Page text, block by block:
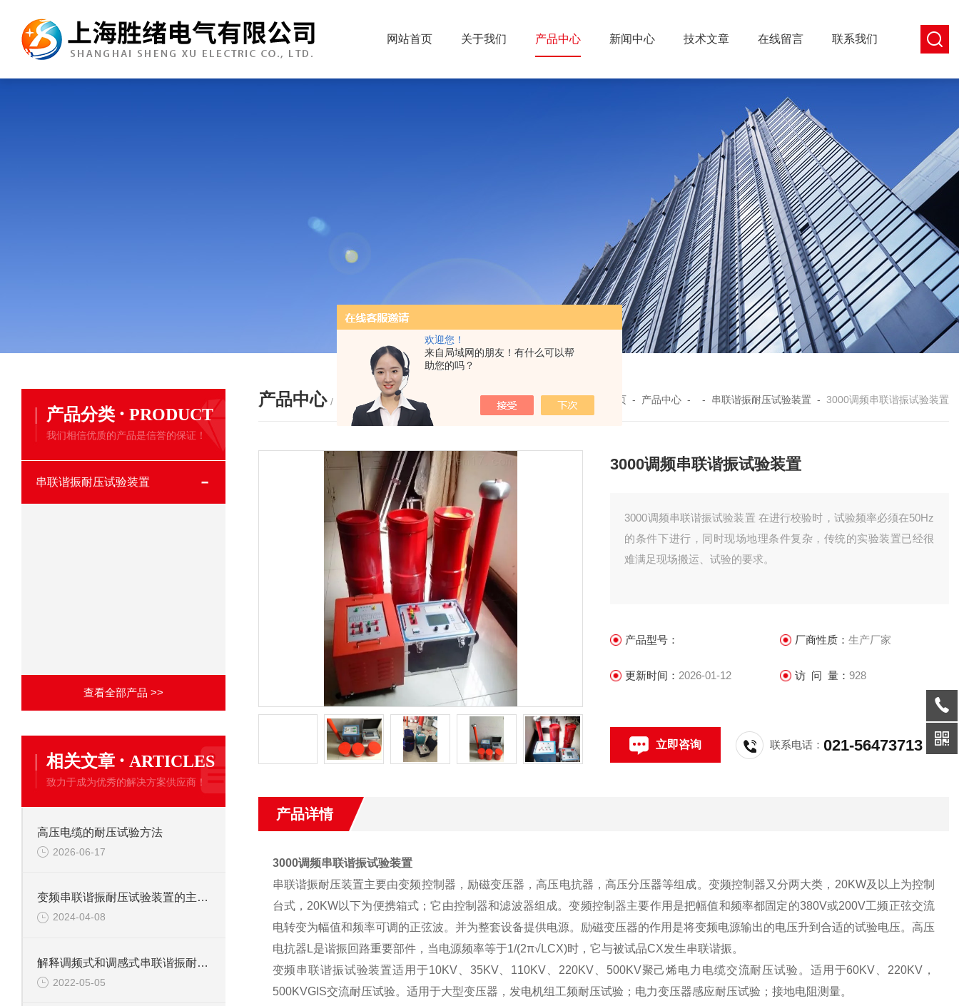
欢迎您！
来自局域网的朋友！有什么可以帮
助您的吗？
网站首页 关于我们 产品中心 新闻中心 技术文章 在线留言 联系我们
产品分类 · PRODUCT
我们相信优质的产品是信誉的保证！
串联谐振耐压试验装置
查看全部产品 >>
相关文章 · ARTICLES
致力于成为优秀的解决方案供应商！
高压电缆的耐压试验方法
2026-06-17
变频串联谐振耐压试验装置的主要应用
2024-04-08
解释调频式和调感式串联谐振耐压试验装置有什么区别？
2022-05-05
产品中心 / PRODUCTS 您的位置： 首页 - 产品中心 - - 串联谐振耐压试验装置 - 3000调频串联谐振试验装置
3000调频串联谐振试验装置
3000调频串联谐振试验装置 在进行校验时，试验频率必须在50Hz
的条件下进行，同时现场地理条件复杂，传统的实验装置已经很
难满足现场搬运、试验的要求。
产品型号： 厂商性质： 生产厂家
更新时间： 2026-01-12 访 问 量： 928
立即咨询 联系电话：021-56473713
产品详情
3000调频串联谐振试验装置
串联谐振耐压装置主要由变频控制器，励磁变压器，高压电抗器，高压分压器等组成。变频控制器又分两大类，20KW及以上为控制
台式，20KW以下为便携箱式；它由控制器和滤波器组成。变频控制器主要作用是把幅值和频率都固定的380V或200V工频正弦交流
电转变为幅值和频率可调的正弦波。并为整套设备提供电源。励磁变压器的作用是将变频电源输出的电压升到合适的试验电压。高压
电抗器L是谐振回路重要部件，当电源频率等于1/(2π√LCX)时，它与被试品CX发生串联谐振。
变频串联谐振试验装置适用于10KV、35KV、110KV、220KV、500KV聚己烯电力电缆交流耐压试验。适用于60KV、220KV，
500KVGIS交流耐压试验。适用于大型变压器，发电机组工频耐压试验；电力变压器感应耐压试验；接地电阻测量。